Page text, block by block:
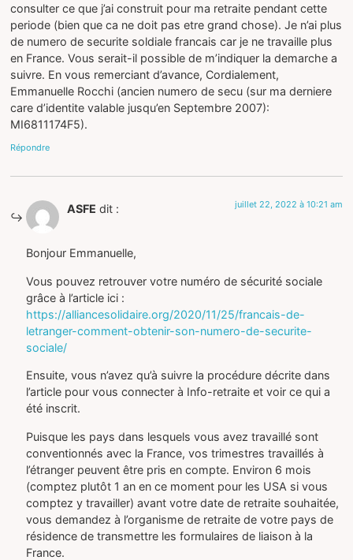
consulter ce que j’ai construit pour ma retraite pendant cette
periode (bien que ca ne doit pas etre grand chose). Je n’ai plus
de numero de securite soldiale francais car je ne travaille plus
en France. Vous serait-il possible de m’indiquer la demarche a
suivre. En vous remerciant d’avance, Cordialement,
Emmanuelle Rocchi (ancien numero de secu (sur ma derniere
care d’identite valable jusqu’en Septembre 2007):
MI6811174F5).
Répondre
ASFE dit : juillet 22, 2022 à 10:21 am
Bonjour Emmanuelle,
Vous pouvez retrouver votre numéro de sécurité sociale
grâce à l’article ici :
https://alliancesolidaire.org/2020/11/25/francais-de-
letranger-comment-obtenir-son-numero-de-securite-
sociale/
Ensuite, vous n’avez qu’à suivre la procédure décrite dans
l’article pour vous connecter à Info-retraite et voir ce qui a
été inscrit.
Puisque les pays dans lesquels vous avez travaillé sont
conventionnés avec la France, vos trimestres travaillés à
l’étranger peuvent être pris en compte. Environ 6 mois
(comptez plutôt 1 an en ce moment pour les USA si vous
comptez y travailler) avant votre date de retraite souhaitée,
vous demandez à l’organisme de retraite de votre pays de
résidence de transmettre les formulaires de liaison à la
France.